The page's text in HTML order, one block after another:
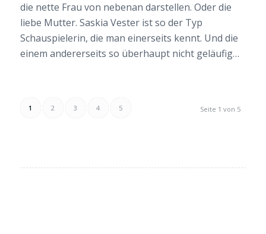
die nette Frau von nebenan darstellen. Oder die
liebe Mutter. Saskia Vester ist so der Typ
Schauspielerin, die man einerseits kennt. Und die
einem andererseits so überhaupt nicht geläufig…
Seite 1 von 5
1 2 3 4 5